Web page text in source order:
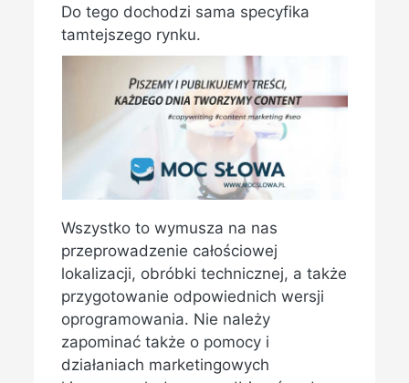
Do tego dochodzi sama specyfika
tamtejszego rynku.
Wszystko to wymusza na nas
przeprowadzenie całościowej
lokalizacji, obróbki technicznej, a także
przygotowanie odpowiednich wersji
oprogramowania. Nie należy
zapominać także o pomocy i
działaniach marketingowych